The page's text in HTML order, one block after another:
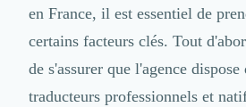
Gestion de trésorerie
Financement de matériel ou équipement
Due Diligence
Audit
en France, il est essentiel de
certains facteurs clés. Tout
de s'assurer que l'agence
traducteurs professionnels et